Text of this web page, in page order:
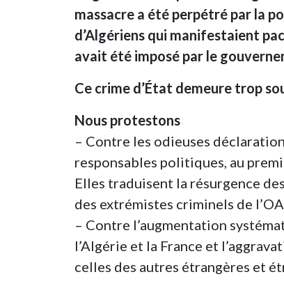
massacre a été perpétré par la
d’Algériens qui manifestaient
avait été imposé par le
Ce crime d’État demeure trop
Nous protestons
– Contre les odieuses
responsables politiques, au
Elles traduisent la résurgence
des extrémistes criminels de
– Contre l’augmentation
l’Algérie et la France et
celles des autres étrangères et